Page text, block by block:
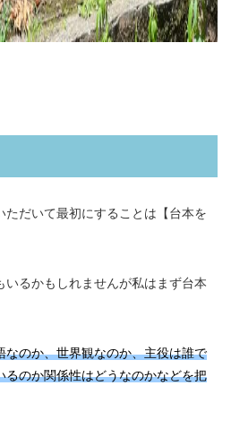
ただいて最初にすることは【台本を
るかもしれませんが私はまず台本
なのか、世界観なのか、主役は誰で
るのか関係性はどうなのかなどを把